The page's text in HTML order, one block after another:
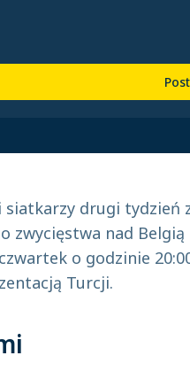
siatkarzy drugi tydzień
zwycięstwa nad Belgią
o godzinie
Turcji.